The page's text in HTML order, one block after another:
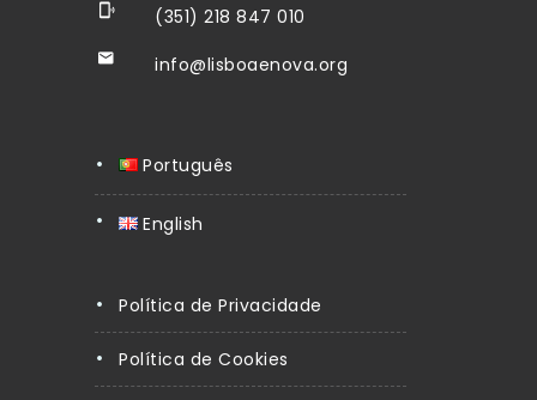
(351) 218 847 010
info@lisboaenova.org
Português
English
Política de Privacidade
Política de Cookies